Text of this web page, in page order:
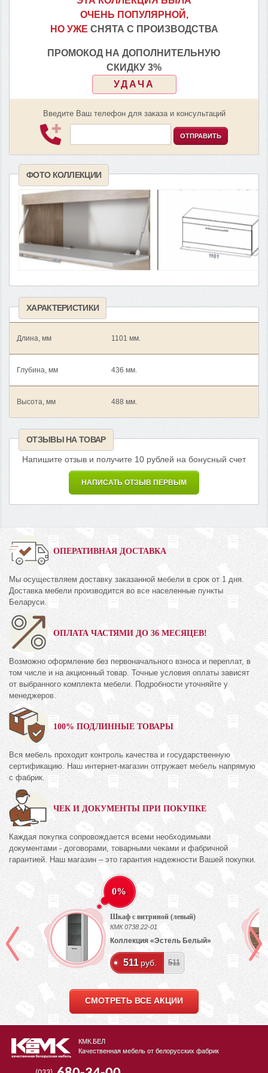
ОЧЕНЬ ПОПУЛЯРНОЙ,
НО УЖЕ СНЯТА С ПРОИЗВОДСТВА
ПРОМОКОД НА ДОПОЛНИТЕЛЬНУЮ
СКИДКУ 3%
УДАЧА
Введите Ваш телефон для заказа и консультаций
ОТПРАВИТЬ
ФОТО КОЛЛЕКЦИИ
ХАРАКТЕРИСТИКИ
Длина, мм 1101 мм.
Глубина, мм 436 мм.
Высота, мм 488 мм.
ОТЗЫВЫ НА ТОВАР
Напишите отзыв и получите 10 рублей на бонусный счет
НАПИСАТЬ ОТЗЫВ ПЕРВЫМ
ОПЕРАТИВНАЯ ДОСТАВКА
Мы осуществляем доставку заказанной мебели в срок от 1 дня.
Доставка мебели производится во все населенные пункты
Беларуси.
ОПЛАТА ЧАСТЯМИ ДО 36 МЕСЯЦЕВ!
Возможно оформление без первоначального взноса и переплат, в
том числе и на акционный товар. Точные условия оплаты зависят
от выбранного комплекта мебели. Подробности уточняйте у
менеджеров.
100% ПОДЛИННЫЕ ТОВАРЫ
Вся мебель проходит контроль качества и государственную
сертификацию. Наш интернет-магазин отгружает мебель напрямую
с фабрик.
ЧЕК И ДОКУМЕНТЫ ПРИ ПОКУПКЕ
Каждая покупка сопровождается всеми необходимыми
документами - договорами, товарными чеками и фабричной
гарантией. Наш магазин – это гарантия надежности Вашей покупки.
0%
Шкаф с витриной (левый)
КМК 0738.22-01
Коллекция «Эстель Белый»
511 руб. 511
СМОТРЕТЬ ВСЕ АКЦИИ
КМК.БЕЛ
Качественная мебель от белорусских фабрик